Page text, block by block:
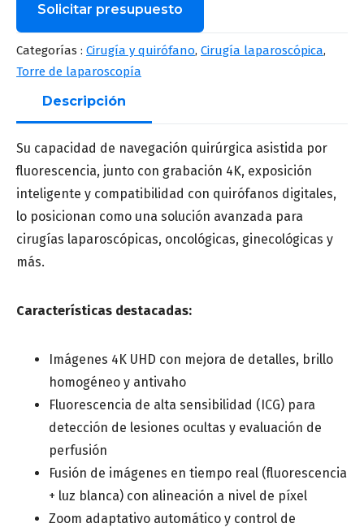
Solicitar presupuesto
Nombre
Apellido*
Correo*
Provincia *
Especialidad médica*
Categorías : Cirugía y quirófano, Cirugía laparoscópica,
Torre de laparoscopía
Descripción
Su capacidad de navegación quirúrgica asistida por
fluorescencia, junto con grabación 4K, exposición
inteligente y compatibilidad con quirófanos digitales,
lo posicionan como una solución avanzada para
cirugías laparoscópicas, oncológicas, ginecológicas y
más.
Características destacadas:
Imágenes 4K UHD con mejora de detalles, brillo
homogéneo y antivaho
Fluorescencia de alta sensibilidad (ICG) para
detección de lesiones ocultas y evaluación de
perfusión
Fusión de imágenes en tiempo real (fluorescencia
+ luz blanca) con alineación a nivel de píxel
Zoom adaptativo automático y control de